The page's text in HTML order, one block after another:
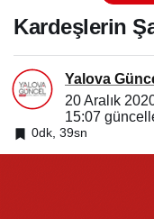
Kardeşlerin
Yalova
20 Aralık
15:07
0dk, 39sn